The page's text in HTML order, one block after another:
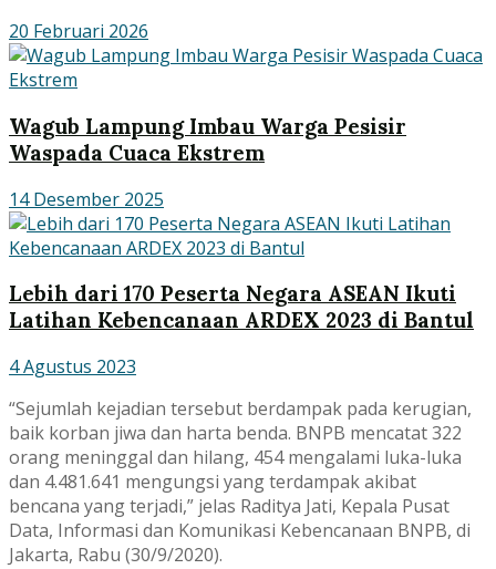
20 Februari 2026
Wagub Lampung Imbau Warga Pesisir
Waspada Cuaca Ekstrem
14 Desember 2025
Lebih dari 170 Peserta Negara ASEAN Ikuti
Latihan Kebencanaan ARDEX 2023 di Bantul
4 Agustus 2023
“Sejumlah kejadian tersebut berdampak pada kerugian,
baik korban jiwa dan harta benda. BNPB mencatat 322
orang meninggal dan hilang, 454 mengalami luka-luka
dan 4.481.641 mengungsi yang terdampak akibat
bencana yang terjadi,” jelas Raditya Jati, Kepala Pusat
Data, Informasi dan Komunikasi Kebencanaan BNPB, di
Jakarta, Rabu (30/9/2020).